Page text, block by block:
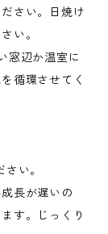
さい。日焼け
い。
窓辺か温室に
循環させてく
い。
長が遅いの
す。じっくり